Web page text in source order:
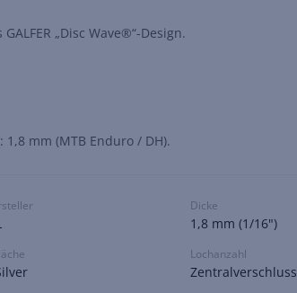
„Disc Wave®“-Design.
mm (MTB Enduro / DH).
Dicke
1,8 mm (1/16")
Lochanzahl
Zentralverschluss